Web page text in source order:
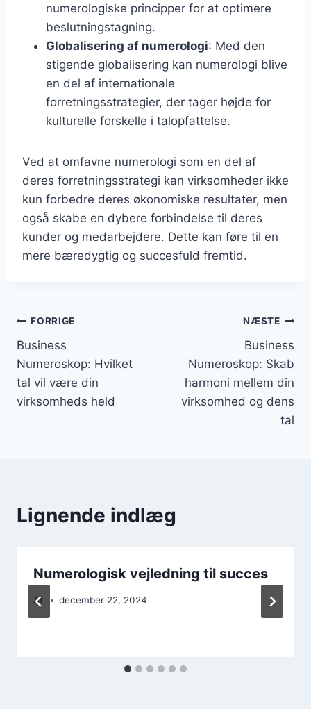
numerologiske principper for at optimere
beslutningstagning.
Globalisering af numerologi: Med den
stigende globalisering kan numerologi blive
en del af internationale
forretningsstrategier, der tager højde for
kulturelle forskelle i talopfattelse.
Ved at omfavne numerologi som en del af
deres forretningsstrategi kan virksomheder ikke
kun forbedre deres økonomiske resultater, men
også skabe en dybere forbindelse til deres
kunder og medarbejdere. Dette kan føre til en
mere bæredygtig og succesfuld fremtid.
Indlægsnavigation
FORRIGE
Business
Numeroskop: Hvilket
tal vil være din
virksomheds held
NÆSTE
Business
Numeroskop: Skab
harmoni mellem din
virksomhed og dens
tal
Lignende indlæg
Numerologisk vejledning til succes
Af december 22, 2024